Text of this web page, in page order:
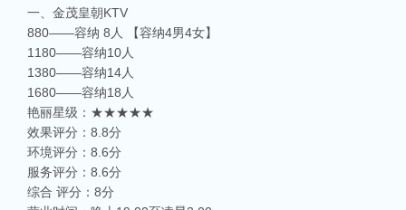
一、金茂皇朝KTV
880——容纳 8人 【容纳4男4女】
1180——容纳10人
1380——容纳14人
1680——容纳18人
艳丽星级：★★★★★
效果评分：8.8分
环境评分：8.6分
服务评分：8.6分
综合 评分：8分